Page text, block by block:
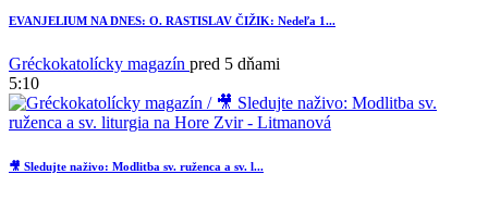
EVANJELIUM NA DNES: O. RASTISLAV ČIŽIK: Nedeľa 1...
Gréckokatolícky magazín pred 5 dňami
5:10
🎥 Sledujte naživo: Modlitba sv. ruženca a sv. l...